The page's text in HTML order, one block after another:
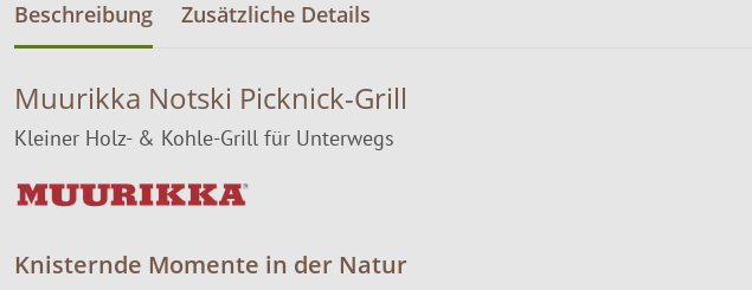
Beschreibung Zusätzliche Details
Muurikka Notski Picknick-Grill
Kleiner Holz- & Kohle-Grill für Unterwegs
Knisternde Momente in der Natur